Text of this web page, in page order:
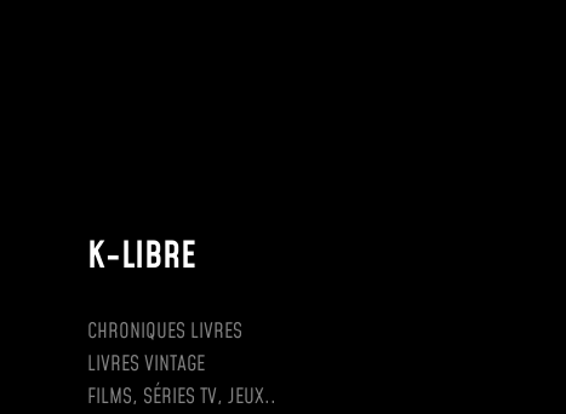
K-LIBRE
CHRONIQUES LIVRES
LIVRES VINTAGE
FILMS, SÉRIES TV, JEUX..